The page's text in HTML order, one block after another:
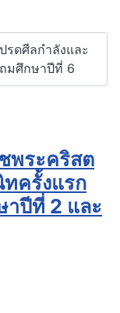
ดศีลกำลังและ
มศึกษาปีที่ 6
พระคริสต
ครั้งแรก
าปีที่ 2 และ